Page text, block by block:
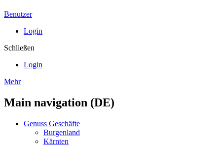
Benutzer
Login
Schließen
Login
Mehr
Main navigation (DE)
Genuss Geschäfte
Burgenland
Kärnten